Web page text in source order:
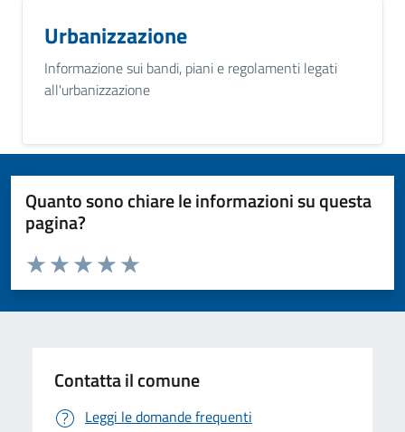
Urbanizzazione
Informazione sui bandi, piani e regolamenti legati
all'urbanizzazione
Quanto sono chiare le informazioni su questa
pagina?
Valuta da 1 a 5 stelle la pagina
Valuta 5 stelle su 5
Valuta 4 stelle su 5
Valuta 3 stelle su 5
Valuta 2 stelle su 5
Valuta 1 stelle su 5
Contatta il comune
Leggi le domande frequenti